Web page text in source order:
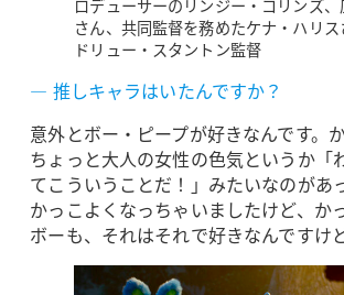
ロデューサーのリンジー・コリンズ
さん、共同監督を務めたケナ・ハリス
ドリュー・スタントン監督
― 推しキャラはいたんですか？
意外とボー・ピープが好きなんです。か
ちょっと大人の女性の色気というか「
てこういうことだ！」みたいなのがあ
かっこよくなっちゃいましたけど、か
ボーも、それはそれで好きなんですけ